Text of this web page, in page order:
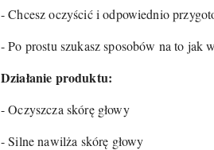
- Chcesz oczyścić i odpowiednio
- Po prostu szukasz sposobów na to jak
Działanie produktu:
- Oczyszcza skórę głowy
- Silne nawilża skórę głowy